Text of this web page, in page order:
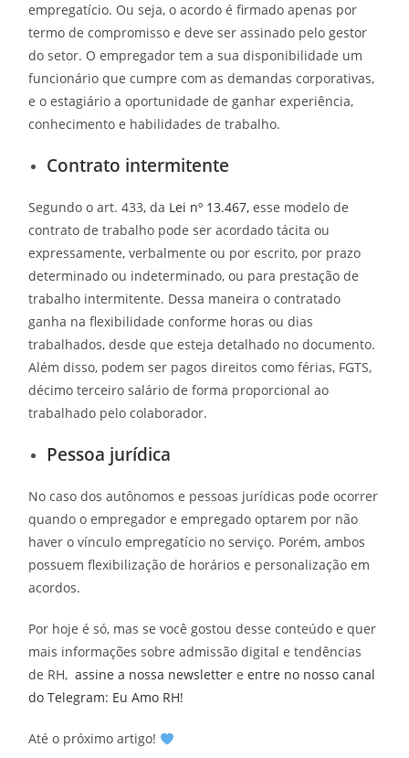
empregatício. Ou seja, o acordo é firmado apenas por
termo de compromisso e deve ser assinado pelo gestor
do setor. O empregador tem a sua disponibilidade um
funcionário que cumpre com as demandas corporativas,
e o estagiário a oportunidade de ganhar experiência,
conhecimento e habilidades de trabalho.
Contrato intermitente
Segundo o art. 433, da Lei nº 13.467, esse modelo de
contrato de trabalho pode ser acordado tácita ou
expressamente, verbalmente ou por escrito, por prazo
determinado ou indeterminado, ou para prestação de
trabalho intermitente. Dessa maneira o contratado
ganha na flexibilidade conforme horas ou dias
trabalhados, desde que esteja detalhado no documento.
Além disso, podem ser pagos direitos como férias, FGTS,
décimo terceiro salário de forma proporcional ao
trabalhado pelo colaborador.
Pessoa jurídica
No caso dos autônomos e pessoas jurídicas pode ocorrer
quando o empregador e empregado optarem por não
haver o vínculo empregatício no serviço. Porém, ambos
possuem flexibilização de horários e personalização em
acordos.
Por hoje é só, mas se você gostou desse conteúdo e quer
mais informações sobre admissão digital e tendências
de RH, assine a nossa newsletter e entre no nosso canal
do Telegram: Eu Amo RH!
Até o próximo artigo!